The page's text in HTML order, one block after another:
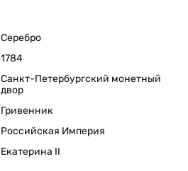
Серебро
1784
Санкт-Петербургский монетный
двор
Гривенник
Российская Империя
Екатерина II